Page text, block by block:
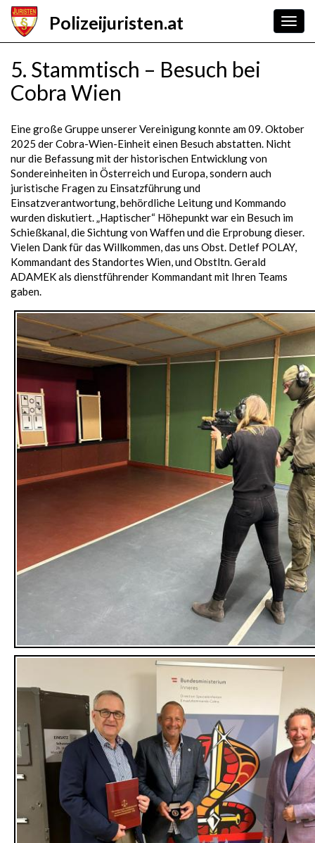
Skip
main
Polizeijuristen.at
5. Stammtisch – Besuch bei
Cobra Wien
Eine große Gruppe unserer Vereinigung konnte am 09. Oktober
2025 der Cobra-Wien-Einheit einen Besuch abstatten. Nicht
nur die Befassung mit der historischen Entwicklung von
Sondereinheiten in Österreich und Europa, sondern auch
juristische Fragen zu Einsatzführung und
Einsatzverantwortung, behördliche Leitung und Kommando
wurden diskutiert. „Haptischer“ Höhepunkt war ein Besuch im
Schießkanal, die Sichtung von Waffen und die Erprobung dieser.
Vielen Dank für das Willkommen, das uns Obst. Detlef POLAY,
Kommandant des Standortes Wien, und Obstltn. Gerald
ADAMEK als dienstführender Kommandant mit Ihren Teams
gaben.